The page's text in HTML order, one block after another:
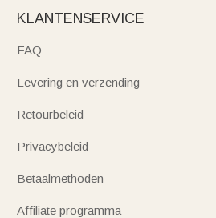
KLANTENSERVICE
FAQ
Levering en verzending
Retourbeleid
Privacybeleid
Betaalmethoden
Affiliate programma